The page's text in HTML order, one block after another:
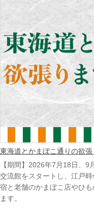
東海道とかまぼこ通りの欲
【期間】2026年7月18日、
交流館をスタートし、江戸
宿と老舗のかまぼこ店やひ
ます。